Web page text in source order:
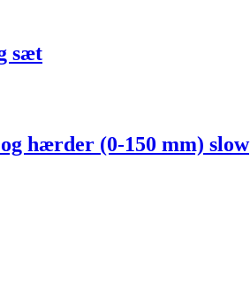
sæt
hærder (0-150 mm) slow